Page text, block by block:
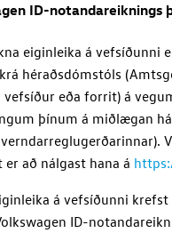
ID-notandareiknings
eiginleika á vefsíðunni
héraðsdómstóls
eða forrit) á
þínum á miðlægan
að nálgast hana á
á vefsíðunni krefst
ID-